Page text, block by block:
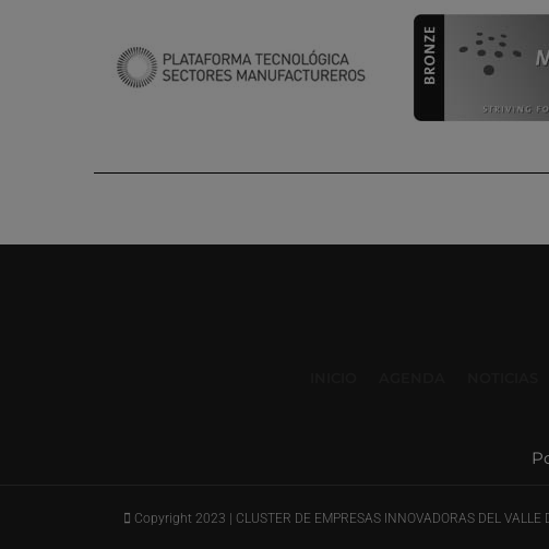
Copyright 2023 | CLUSTER DE EMPRESAS INNOVADORAS DEL